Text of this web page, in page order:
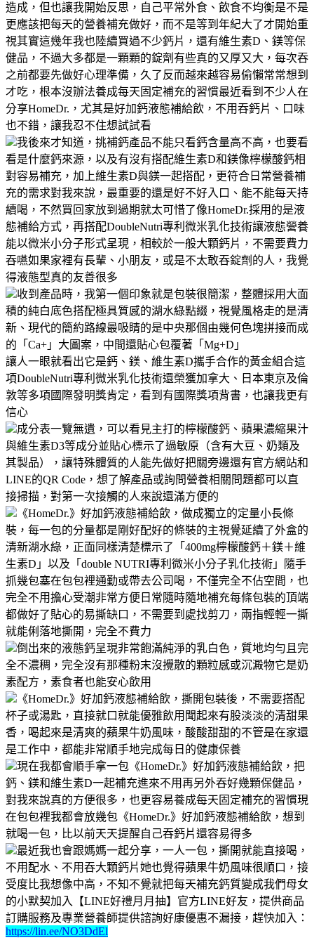
造成，但也讓我開始反思，自己平常外食、飲食不均衡是不是
更應該把每天的營養補充做好，而不是等到年紀大了才開始重
視其實這幾年我也陸續買過不少鈣片，還有維生素D、鎂等保
健品，不過大多都是一顆顆的錠劑有些真的又厚又大，每次吞
之前都要先做好心理準備，久了反而越來越容易偷懶常常想到
才吃，根本沒辦法養成每天固定補充的習慣最近看到不少人在
分享HomeDr.，尤其是好加鈣液態補給飲，不用吞鈣片、口味
也不錯，讓我忍不住想試試看
我後來才知道，挑補鈣產品不能只看鈣含量高不高，也要看
看是什麼鈣來源，以及有沒有搭配維生素D和鎂像檸檬酸鈣相
對容易補充，加上維生素D與鎂一起搭配，更符合日常營養補
充的需求對我來說，最重要的還是好不好入口、能不能每天持
續喝，不然買回家放到過期就太可惜了像HomeDr.採用的是液
態補給方式，再搭配DoubleNutri專利微米乳化技術讓液態營養
能以微米小分子形式呈現，相較於一般大顆鈣片，不需要費力
吞嚥如果家裡有長輩、小朋友，或是不太敢吞錠劑的人，我覺
得液態型真的友善很多
收到產品時，我第一個印象就是包裝很簡潔，整體採用大面
積的純白底色搭配極具質感的湖水綠點綴，視覺風格走的是清
新、現代的簡約路線最吸睛的是中央那個由幾何色塊拼接而成
的「Ca+」大圖案，中間還貼心包覆著「Mg+D」
讓人一眼就看出它是鈣、鎂、維生素D攜手合作的黃金組合這
項DoubleNutri專利微米乳化技術還榮獲加拿大、日本東京及倫
敦等多項國際發明獎肯定，看到有國際獎項背書，也讓我更有
信心
成分表一覽無遺，可以看見主打的檸檬酸鈣、蘋果濃縮果汁
與維生素D3等成分並貼心標示了過敏原（含有大豆、奶類及
其製品），讓特殊體質的人能先做好把關旁邊還有官方網站和
LINE的QR Code，想了解產品或詢問營養相關問題都可以直
接掃描，對第一次接觸的人來說還滿方便的
《HomeDr.》好加鈣液態補給飲，做成獨立的定量小長條
裝，每一包的分量都是剛好配好的條裝的主視覺延續了外盒的
清新湖水綠，正面同樣清楚標示了「400mg檸檬酸鈣＋鎂＋維
生素D」以及「double NUTRI專利微米小分子乳化技術」隨手
抓幾包塞在包包裡通勤或帶去公司喝，不僅完全不佔空間，也
完全不用擔心受潮非常方便日常隨時隨地補充每條包裝的頂端
都做好了貼心的易撕缺口，不需要到處找剪刀，兩指輕輕一撕
就能俐落地撕開，完全不費力
倒出來的液態鈣呈現非常飽滿純淨的乳白色，質地均勻且完
全不濃稠，完全沒有那種粉末沒攪散的顆粒感或沉澱物它是奶
素配方，素食者也能安心飲用
《HomeDr.》好加鈣液態補給飲，撕開包裝後，不需要搭配
杯子或湯匙，直接就口就能優雅飲用聞起來有股淡淡的清甜果
香，喝起來是清爽的蘋果牛奶風味，酸酸甜甜的不管是在家還
是工作中，都能非常順手地完成每日的健康保養
現在我都會順手拿一包《HomeDr.》好加鈣液態補給飲，把
鈣、鎂和維生素D一起補充進來不用再另外吞好幾顆保健品，
對我來說真的方便很多，也更容易養成每天固定補充的習慣現
在包包裡我都會放幾包《HomeDr.》好加鈣液態補給飲，想到
就喝一包，比以前天天提醒自己吞鈣片還容易得多
最近我也會跟媽媽一起分享，一人一包，撕開就能直接喝，
不用配水、不用吞大顆鈣片她也覺得蘋果牛奶風味很順口，接
受度比我想像中高，不知不覺就把每天補充鈣質變成我們母女
的小默契加入【LINE好禮月月抽】官方LINE好友，提供商品
訂購服務及專業營養師提供諮詢好康優惠不漏接，趕快加入：
https://lin.ee/NO3DdEl